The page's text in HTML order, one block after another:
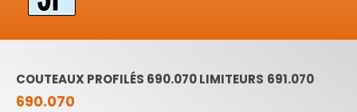
COUTEAUX PROFILÉS 690.070 LIMITEURS 691.070
690.070